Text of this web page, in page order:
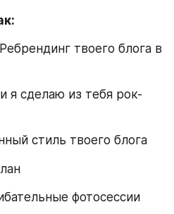
твоего блога в
я сделаю из тебя рок-
стиль твоего блога
фотосессии